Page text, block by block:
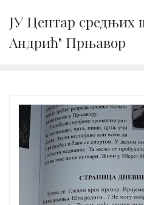
content
ЈУ Центар средњих
Андрић" Прњавор